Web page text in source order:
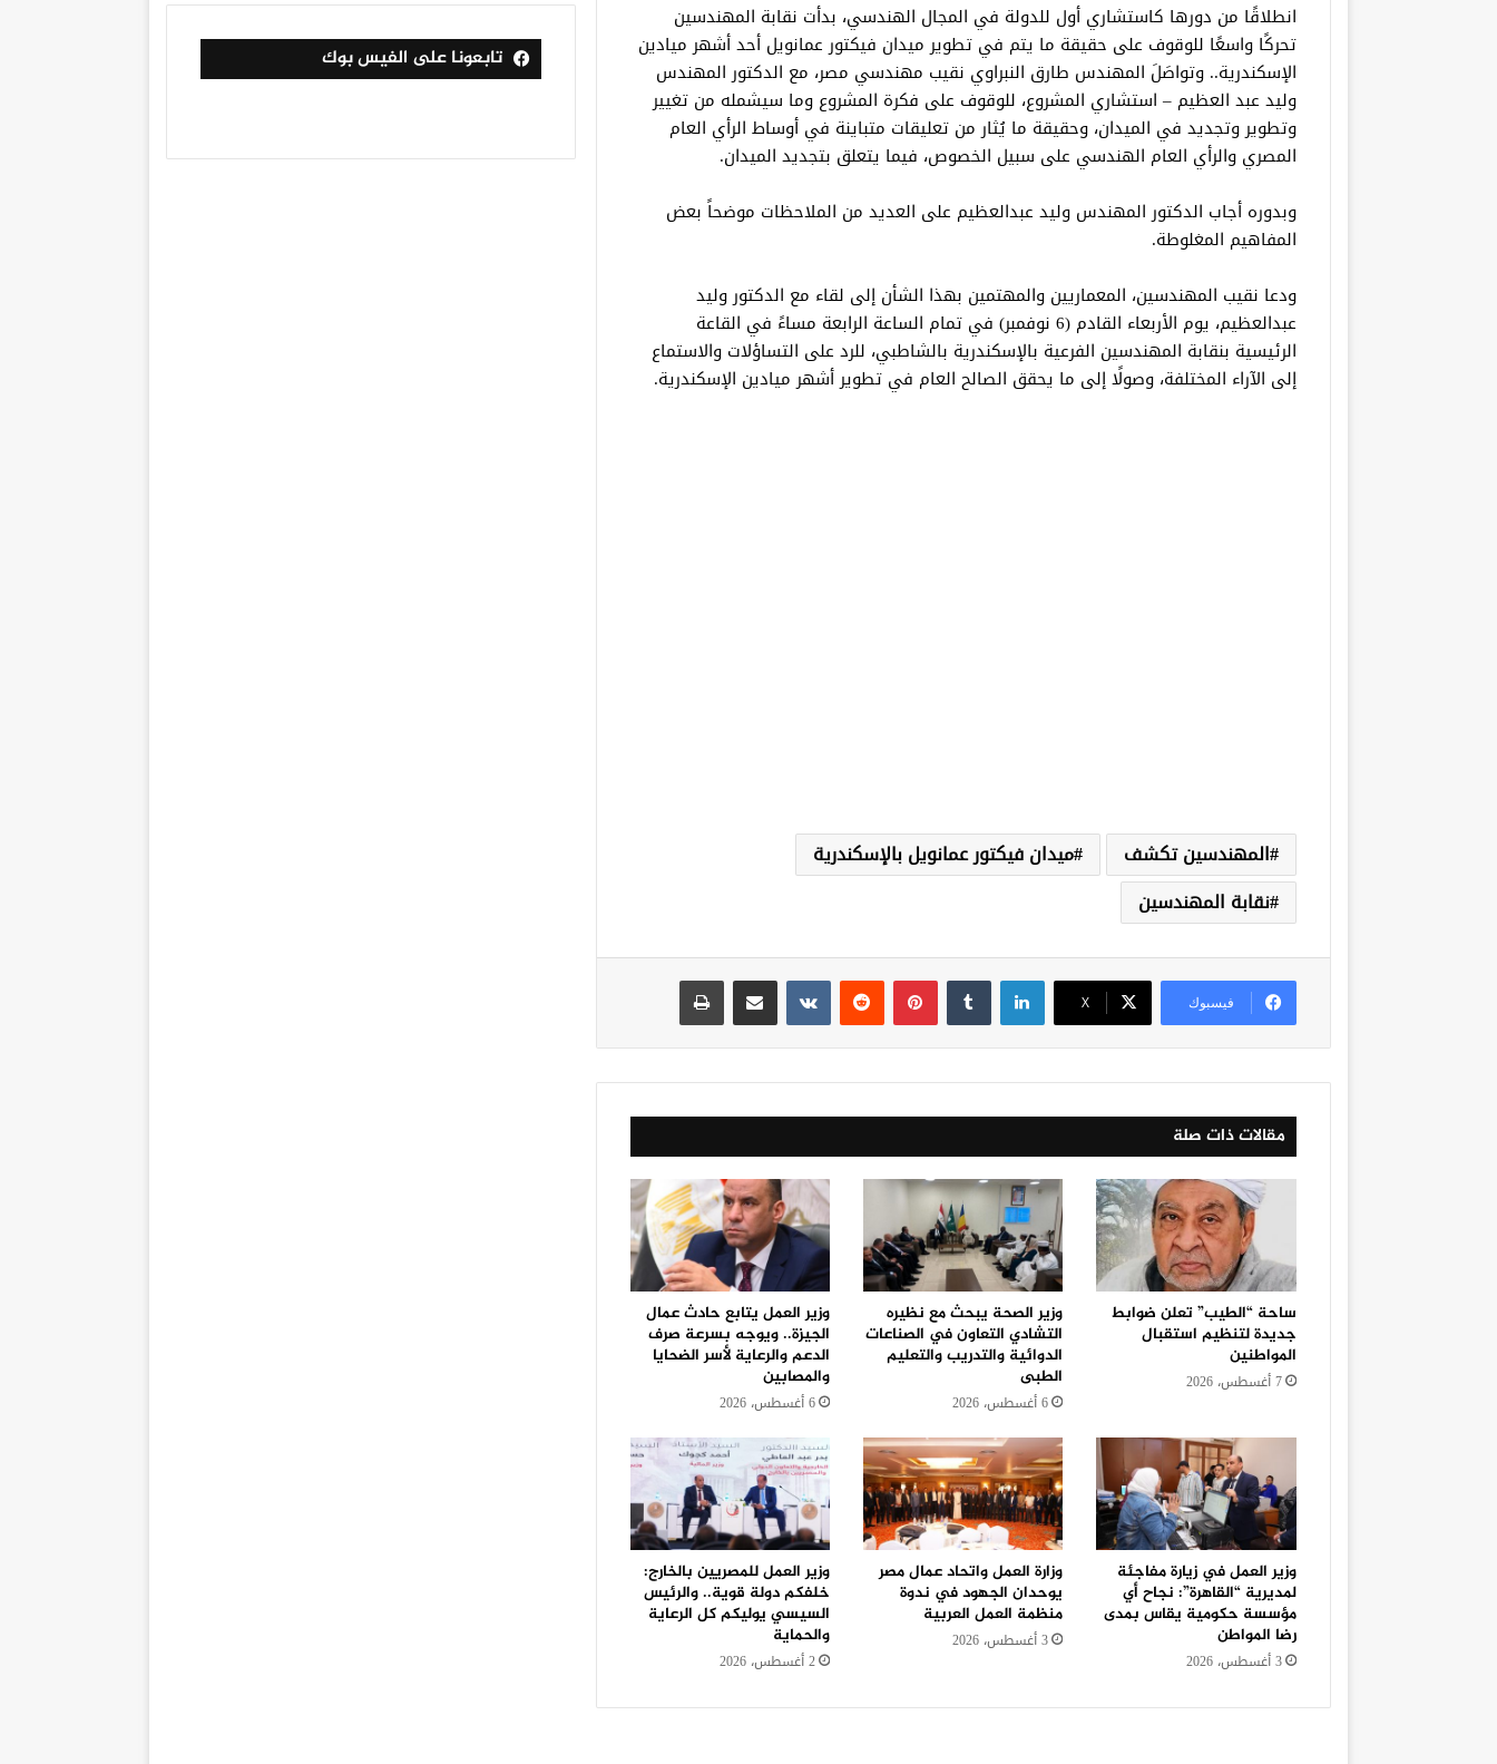
انطلاقًا من دورها كاستشاري أول للدولة في المجال الهندسي، بدأت نقابة المهندسين
تحركًا واسعًا للوقوف على حقيقة ما يتم في تطوير ميدان فيكتور عمانويل أحد أشهر ميادين
الإسكندرية.. وتواصَلَ المهندس طارق النبراوي نقيب مهندسي مصر، مع الدكتور المهندس
وليد عبد العظيم – استشاري المشروع، للوقوف على فكرة المشروع وما سيشمله من تغيير
وتطوير وتجديد في الميدان، وحقيقة ما يُثار من تعليقات متباينة في أوساط الرأي العام
المصري والرأي العام الهندسي على سبيل الخصوص، فيما يتعلق بتجديد الميدان.
وبدوره أجاب الدكتور المهندس وليد عبدالعظيم على العديد من الملاحظات موضحاً بعض
المفاهيم المغلوطة.
ودعا نقيب المهندسين، المعماريين والمهتمين بهذا الشأن إلى لقاء مع الدكتور وليد
عبدالعظيم، يوم الأربعاء القادم (6 نوفمبر) في تمام الساعة الرابعة مساءً في القاعة
الرئيسية بنقابة المهندسين الفرعية بالإسكندرية بالشاطبي، للرد على التساؤلات والاستماع
إلى الآراء المختلفة، وصولًا إلى ما يحقق الصالح العام في تطوير أشهر ميادين الإسكندرية.
المهندسين تكشف
ميدان فيكتور عمانويل بالإسكندرية
نقابة المهندسين
فيسبوك ‫X
لينكدإن بينتيريست
مقالات ذات صلة
ساحة “الطيب” تعلن ضوابط
جديدة لتنظيم استقبال
المواطنين
7 أغسطس، 2026
وزير الصحة يبحث مع نظيره
التشادي التعاون في الصناعات
الدوائية والتدريب والتعليم
الطبى
6 أغسطس، 2026
وزير العمل يتابع حادث عمال
الجيزة.. ويوجه بسرعة صرف
الدعم والرعاية لأسر الضحايا
والمصابين
6 أغسطس، 2026
وزير العمل في زيارة مفاجئة
لمديرية “القاهرة”: نجاح أي
مؤسسة حكومية يقاس بمدى
رضا المواطن
3 أغسطس، 2026
وزارة العمل واتحاد عمال مصر
يوحدان الجهود في ندوة
منظمة العمل العربية
3 أغسطس، 2026
وزير العمل للمصريين بالخارج:
خلفكم دولة قوية.. والرئيس
السيسي يوليكم كل الرعاية
والحماية
2 أغسطس، 2026
تابعونا على الفيس بوك